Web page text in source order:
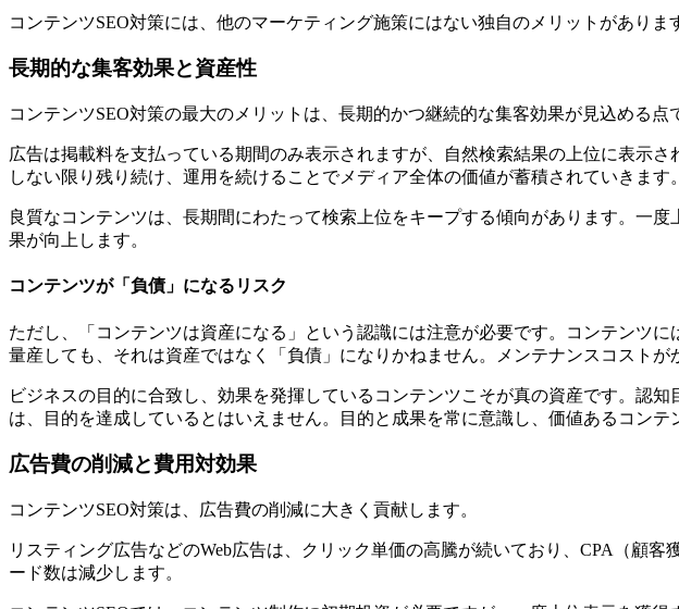
コンテンツSEO対策には、他のマーケティング施策にはない独自のメリットがあり
長期的な集客効果と資産性
コンテンツSEO対策の最大のメリットは、長期的かつ継続的な集客効果が見込める点
広告は掲載料を支払っている期間のみ表示されますが、自然検索結果の上位に表示
しない限り残り続け、運用を続けることでメディア全体の価値が蓄積されていきます。
良質なコンテンツは、長期間にわたって検索上位をキープする傾向があります。一
果が向上します。
コンテンツが「負債」になるリスク
ただし、「コンテンツは資産になる」という認識には注意が必要です。コンテンツ
量産しても、それは資産ではなく「負債」になりかねません。メンテナンスコストが
ビジネスの目的に合致し、効果を発揮しているコンテンツこそが真の資産です。認
は、目的を達成しているとはいえません。目的と成果を常に意識し、価値あるコンテ
広告費の削減と費用対効果
コンテンツSEO対策は、広告費の削減に大きく貢献します。
リスティング広告などのWeb広告は、クリック単価の高騰が続いており、CPA（顧
ード数は減少します。